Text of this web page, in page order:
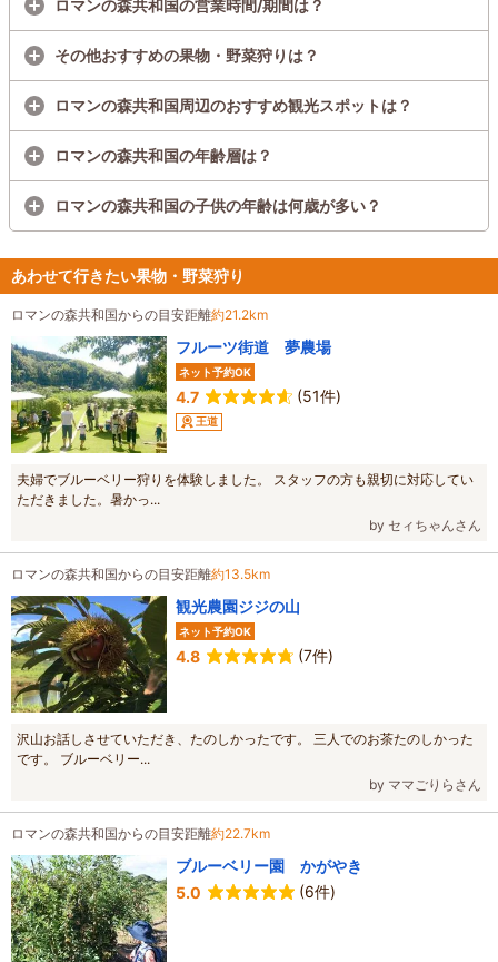
ロマンの森共和国の営業時間/期間は？
その他おすすめの果物・野菜狩りは？
ロマンの森共和国周辺のおすすめ観光スポットは？
ロマンの森共和国の年齢層は？
ロマンの森共和国の子供の年齢は何歳が多い？
あわせて行きたい果物・野菜狩り
ロマンの森共和国からの目安距離約21.2km
フルーツ街道 夢農場
ネット予約OK
4.7 (51件)
王道
夫婦でブルーベリー狩りを体験しました。 スタッフの方も親切に対応してい
ただきました。暑かっ...
by セィちゃんさん
ロマンの森共和国からの目安距離約13.5km
観光農園ジジの山
ネット予約OK
4.8 (7件)
沢山お話しさせていただき、たのしかったです。 三人でのお茶たのしかった
です。 ブルーベリー...
by ママごりらさん
ロマンの森共和国からの目安距離約22.7km
ブルーベリー園 かがやき
5.0
(6件)